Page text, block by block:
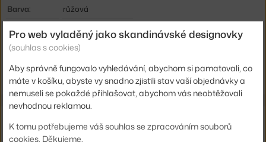
Barva:
růžová
Materiál:
ručně foukané sklo
Kód produktu HAY-AB392-A934
EAN
5710441291725
Pro web vyladěný jako skandinávské designovky
(souhlas s cookies)
Aby správně fungovalo vyhledávání, abychom si pamatovali, co
máte v košíku, abyste vy snadno zjistili stav vaší objednávky a
nemuseli se pokaždé přihlašovat, abychom vás neobtěžovali
nevhodnou reklamou.
K tomu potřebujeme váš souhlas se zpracováním souborů
cookies. Děkujeme.